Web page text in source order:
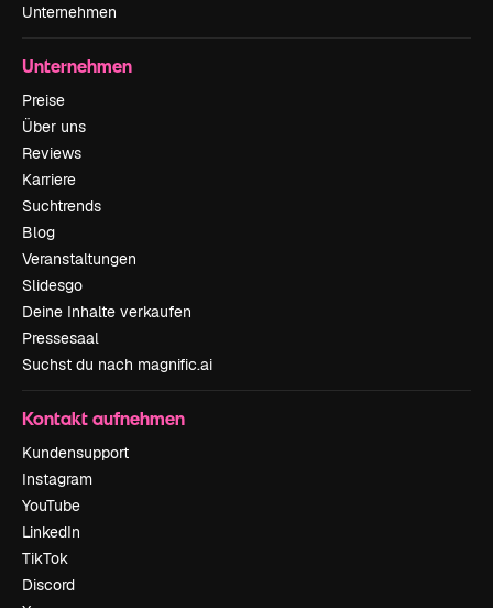
Unternehmen
Unternehmen
Preise
Über uns
Reviews
Karriere
Suchtrends
Blog
Veranstaltungen
Slidesgo
Deine Inhalte verkaufen
Pressesaal
Suchst du nach magnific.ai
Kontakt aufnehmen
Kundensupport
Instagram
YouTube
LinkedIn
TikTok
Discord